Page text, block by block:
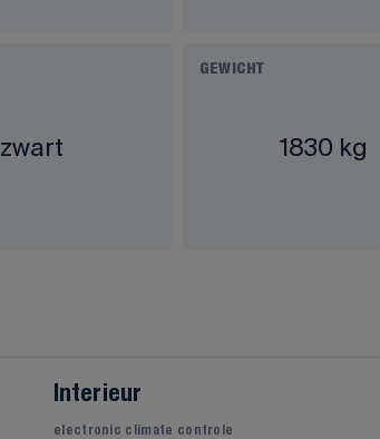
zwart
GEWICHT
1830 kg
Interieur
electronic climate controle